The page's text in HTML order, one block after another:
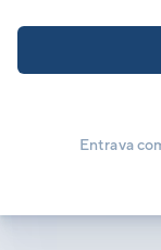
Entrava